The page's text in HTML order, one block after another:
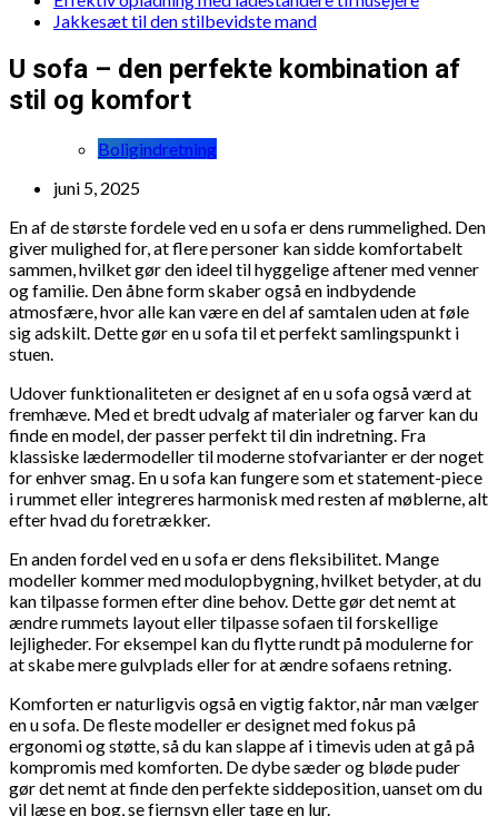
Jakkesæt til den stilbevidste mand
U sofa – den perfekte kombination af
stil og komfort
Boligindretning
juni 5, 2025
En af de største fordele ved en u sofa er dens rummelighed. Den
giver mulighed for, at flere personer kan sidde komfortabelt
sammen, hvilket gør den ideel til hyggelige aftener med venner
og familie. Den åbne form skaber også en indbydende
atmosfære, hvor alle kan være en del af samtalen uden at føle
sig adskilt. Dette gør en u sofa til et perfekt samlingspunkt i
stuen.
Udover funktionaliteten er designet af en u sofa også værd at
fremhæve. Med et bredt udvalg af materialer og farver kan du
finde en model, der passer perfekt til din indretning. Fra
klassiske lædermodeller til moderne stofvarianter er der noget
for enhver smag. En u sofa kan fungere som et statement-piece
i rummet eller integreres harmonisk med resten af møblerne, alt
efter hvad du foretrækker.
En anden fordel ved en u sofa er dens fleksibilitet. Mange
modeller kommer med modulopbygning, hvilket betyder, at du
kan tilpasse formen efter dine behov. Dette gør det nemt at
ændre rummets layout eller tilpasse sofaen til forskellige
lejligheder. For eksempel kan du flytte rundt på modulerne for
at skabe mere gulvplads eller for at ændre sofaens retning.
Komforten er naturligvis også en vigtig faktor, når man vælger
en u sofa. De fleste modeller er designet med fokus på
ergonomi og støtte, så du kan slappe af i timevis uden at gå på
kompromis med komforten. De dybe sæder og bløde puder
gør det nemt at finde den perfekte siddeposition, uanset om du
vil læse en bog, se fjernsyn eller tage en lur.